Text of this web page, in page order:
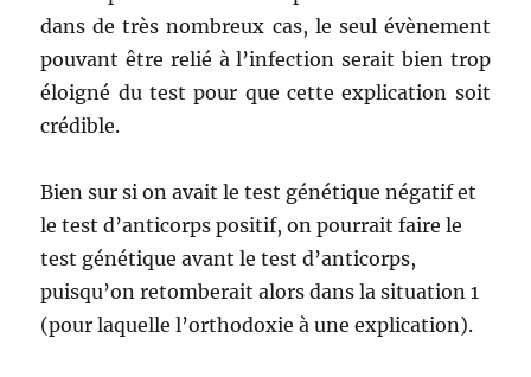
dans de très nombreux cas, le seul évènement
pouvant être relié à l’infection serait bien trop
éloigné du test pour que cette explication soit
crédible.
Bien sur si on avait le test génétique négatif et
le test d’anticorps positif, on pourrait faire le
test génétique avant le test d’anticorps,
puisqu’on retomberait alors dans la situation 1
(pour laquelle l’orthodoxie à une explication).